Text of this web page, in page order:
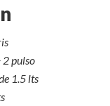
2 pulso
1.5 lts